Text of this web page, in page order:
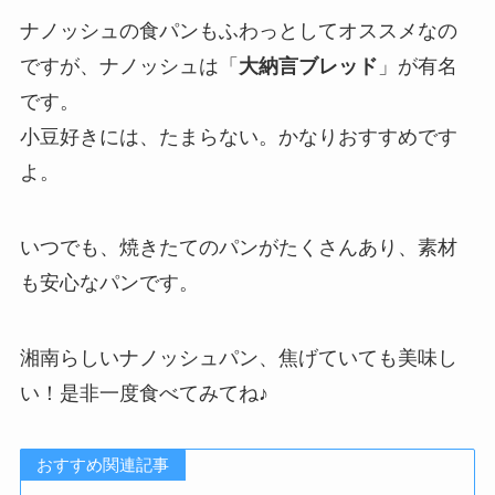
ナノッシュの食パンもふわっとしてオススメなの
ですが、ナノッシュは「 大納言ブレッド 」が有名
です。
小豆好きには、たまらない。かなりおすすめです
よ。
いつでも、焼きたてのパンがたくさんあり、素材
も安心なパンです。
湘南らしいナノッシュパン、焦げていても美味し
い！是非一度食べてみてね♪
おすすめ関連記事